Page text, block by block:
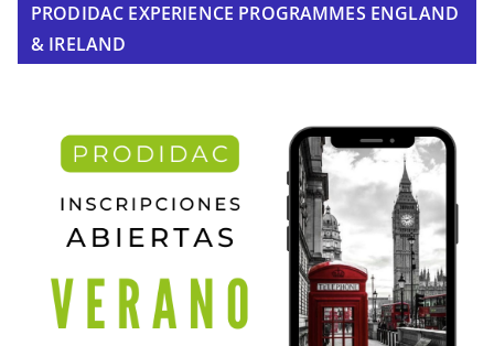
PRODIDAC EXPERIENCE PROGRAMMES ENGLAND
& IRELAND